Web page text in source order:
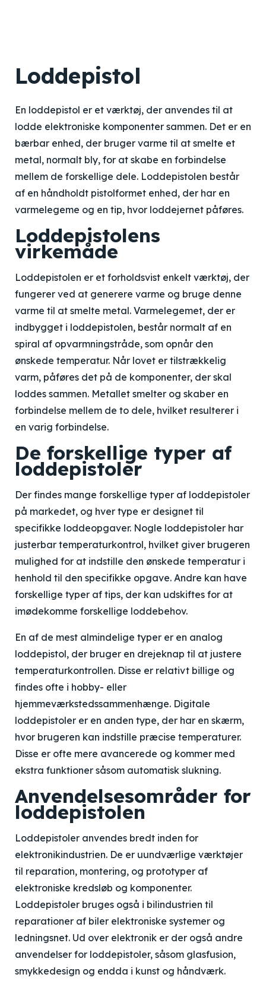
Loddepistol
En loddepistol er et værktøj, der anvendes til at
lodde elektroniske komponenter sammen. Det er en
bærbar enhed, der bruger varme til at smelte et
metal, normalt bly, for at skabe en forbindelse
mellem de forskellige dele. Loddepistolen består
af en håndholdt pistolformet enhed, der har en
varmelegeme og en tip, hvor loddejernet påføres.
Loddepistolens
virkemåde
Loddepistolen er et forholdsvist enkelt værktøj, der
fungerer ved at generere varme og bruge denne
varme til at smelte metal. Varmelegemet, der er
indbygget i loddepistolen, består normalt af en
spiral af opvarmningstråde, som opnår den
ønskede temperatur. Når lovet er tilstrækkelig
varm, påføres det på de komponenter, der skal
loddes sammen. Metallet smelter og skaber en
forbindelse mellem de to dele, hvilket resulterer i
en varig forbindelse.
De forskellige typer af
loddepistoler
Der findes mange forskellige typer af loddepistoler
på markedet, og hver type er designet til
specifikke loddeopgaver. Nogle loddepistoler har
justerbar temperaturkontrol, hvilket giver brugeren
mulighed for at indstille den ønskede temperatur i
henhold til den specifikke opgave. Andre kan have
forskellige typer af tips, der kan udskiftes for at
imødekomme forskellige loddebehov.
En af de mest almindelige typer er en analog
loddepistol, der bruger en drejeknap til at justere
temperaturkontrollen. Disse er relativt billige og
findes ofte i hobby- eller
hjemmeværkstedssammenhænge. Digitale
loddepistoler er en anden type, der har en skærm,
hvor brugeren kan indstille præcise temperaturer.
Disse er ofte mere avancerede og kommer med
ekstra funktioner såsom automatisk slukning.
Anvendelsesområder for
loddepistolen
Loddepistoler anvendes bredt inden for
elektronikindustrien. De er uundværlige værktøjer
til reparation, montering, og prototyper af
elektroniske kredsløb og komponenter.
Loddepistoler bruges også i bilindustrien til
reparationer af biler elektroniske systemer og
ledningsnet. Ud over elektronik er der også andre
anvendelser for loddepistoler, såsom glasfusion,
smykkedesign og endda i kunst og håndværk.